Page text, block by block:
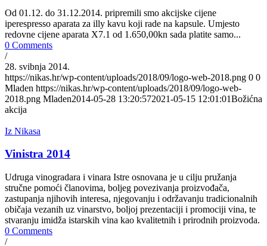
Od 01.12. do 31.12.2014. pripremili smo akcijske cijene
iperespresso aparata za illy kavu koji rade na kapsule. Umjesto
redovne cijene aparata X7.1 od 1.650,00kn sada platite samo...
0 Comments
/
28. svibnja 2014.
https://nikas.hr/wp-content/uploads/2018/09/logo-web-2018.png 0 0
Mladen https://nikas.hr/wp-content/uploads/2018/09/logo-web-
2018.png Mladen2014-05-28 13:20:572021-05-15 12:01:01Božićna
akcija
Iz Nikasa
Vinistra 2014
Udruga vinogradara i vinara Istre osnovana je u cilju pružanja
stručne pomoći članovima, boljeg povezivanja proizvođača,
zastupanja njihovih interesa, njegovanju i održavanju tradicionalnih
običaja vezanih uz vinarstvo, boljoj prezentaciji i promociji vina, te
stvaranju imidža istarskih vina kao kvalitetnih i prirodnih proizvoda.
0 Comments
/